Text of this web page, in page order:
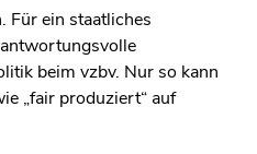
Für ein staatliches
beim vzbv. Nur so kann
„fair produziert“ auf